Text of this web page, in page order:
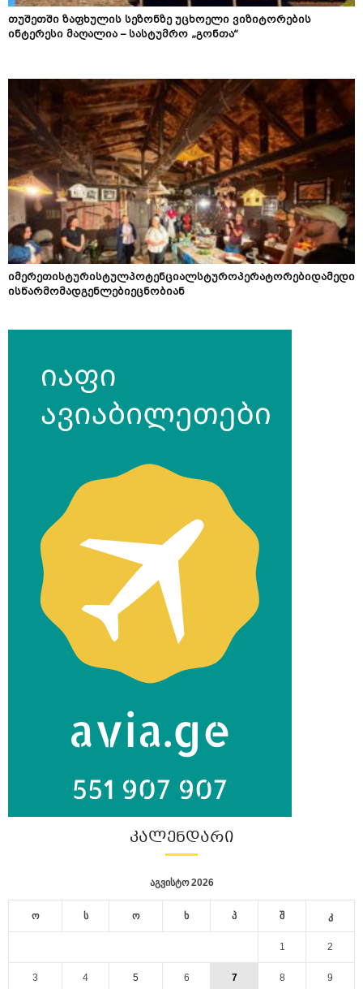
თუშეთში ზაფხულის სეზონზე უცხოელი ვიზიტორების
ინტერესი მაღალია – სასტუმრო „გონთა“
იმერეთისტურისტულპოტენციალსტუროპერატორებიდამედი
ისწარმომადგენლებიეცნობიან
ᲙᲐᲚᲔᲜᲓᲐᲠᲘ
აგვისტო 2026
ო ს ო ხ პ შ კ
1 2
3 4 5 6 7 8 9